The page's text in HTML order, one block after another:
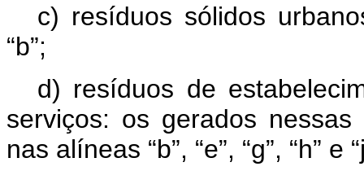
c) resíduos sólidos
“b”;
d) resíduos de
serviços: os gerados
nas alíneas “b”, “e”, “g”, “h” e